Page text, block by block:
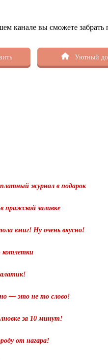
канале вы сможете забрать
Уютный
журнал в подарок
пражской заливке
вмиг! Ну очень вкусно!
котлетки
— это не то слово!
за 10 минут!
от нагара!